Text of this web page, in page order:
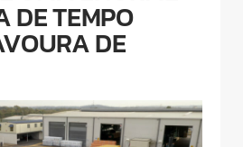
DE TEMPO
DE